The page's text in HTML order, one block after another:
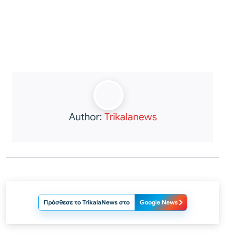
Author: Trikalanews
Πρόσθεσε το TrikalaNews στο Google News